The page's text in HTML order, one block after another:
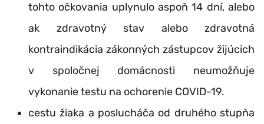
tohto očkovania uplynulo aspoň 14 dní, alebo
ak zdravotný stav alebo zdravotná
kontraindikácia zákonných zástupcov žijúcich
v spoločnej domácnosti neumožňuje
vykonanie testu na ochorenie COVID-19.
cestu žiaka a poslucháča od druhého stupňa